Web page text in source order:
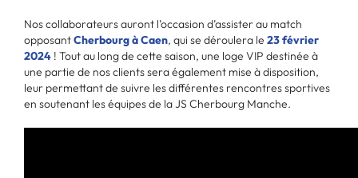
Nos collaborateurs auront l’occasion d’assister au match
opposantCherbourg à Caen, qui se déroulera le 23 février
2024 ! Tout au long de cette saison, une loge VIP destinée à
une partie de nos clients sera également mise à disposition,
leur permettant de suivre les différentes rencontres sportives
en soutenant les équipes de la JS Cherbourg Manche.